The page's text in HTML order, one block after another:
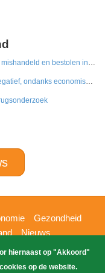
Bewoner vannacht overvallen, bedreigd, mishandeld en bestolen in Leidschendam
CBS: Ondernemersvertrouwen minder negatief, ondanks economische onzekerheid
Gezondheid
Nieuws
Weekoverzicht
2026gehost
hiernaast op "Akkoord"
op de website.